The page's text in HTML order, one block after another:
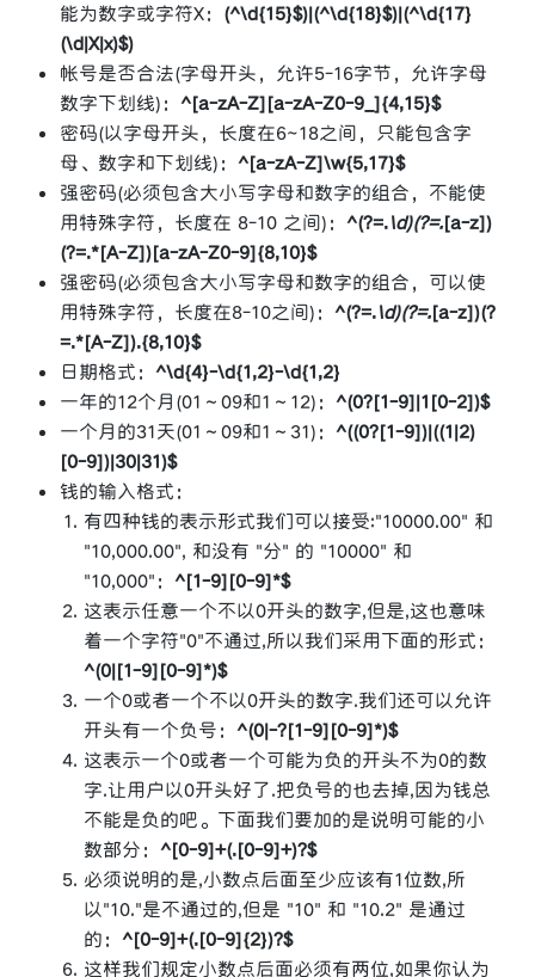
能为数字或字符X： (^\d{15}$)|(^\d{18}$)|(^\d{17}
(\d|X|x)$)
帐号是否合法(字母开头，允许5-16字节，允许字母
数字下划线)： ^[a-zA-Z][a-zA-Z0-9_]{4,15}$
密码(以字母开头，长度在6~18之间，只能包含字
母、数字和下划线)： ^[a-zA-Z]\w{5,17}$
强密码(必须包含大小写字母和数字的组合，不能使
用特殊字符，长度在 8-10 之间)： ^(?=.\d)(?=.[a-z])
(?=.*[A-Z])[a-zA-Z0-9]{8,10}$
强密码(必须包含大小写字母和数字的组合，可以使
用特殊字符，长度在8-10之间)： ^(?=.\d)(?=.[a-z])(?
=.*[A-Z]).{8,10}$
日期格式： ^\d{4}-\d{1,2}-\d{1,2}
一年的12个月(01～09和1～12)： ^(0?[1-9]|1[0-2])$
一个月的31天(01～09和1～31)： ^((0?[1-9])|((1|2)
[0-9])|30|31)$
钱的输入格式：
有四种钱的表示形式我们可以接受:"10000.00" 和
"10,000.00", 和没有 "分" 的 "10000" 和
"10,000"： ^[1-9][0-9]*$
这表示任意一个不以0开头的数字,但是,这也意味
着一个字符"0"不通过,所以我们采用下面的形式：
^(0|[1-9][0-9]*)$
一个0或者一个不以0开头的数字.我们还可以允许
开头有一个负号： ^(0|-?[1-9][0-9]*)$
这表示一个0或者一个可能为负的开头不为0的数
字.让用户以0开头好了.把负号的也去掉,因为钱总
不能是负的吧。下面我们要加的是说明可能的小
数部分： ^[0-9]+(.[0-9]+)?$
必须说明的是,小数点后面至少应该有1位数,所
以"10."是不通过的,但是 "10" 和 "10.2" 是通过
的： ^[0-9]+(.[0-9]{2})?$
这样我们规定小数点后面必须有两位,如果你认为